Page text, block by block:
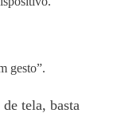
gesto”.
tela, basta